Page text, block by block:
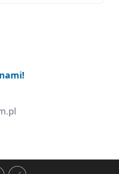
Zamknij panel powiadomień o